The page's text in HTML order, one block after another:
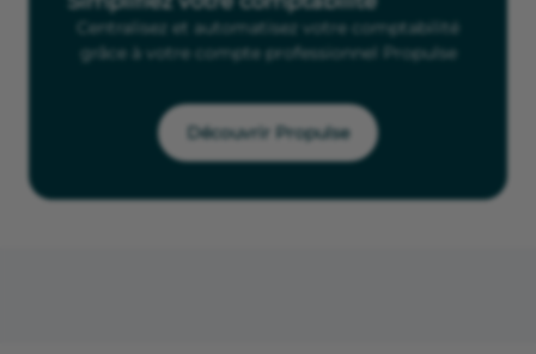
Centralisez et automatisez votre comptabilité
grâce à votre compte professionnel Propulse
Découvrir Propulse